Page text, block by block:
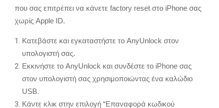
που σας επιτρέπει να κάνετε factory reset στο iPhone σας
χωρίς Apple ID.
Κατεβάστε και εγκαταστήστε το AnyUnlock στον
υπολογιστή σας.
Εκκινήστε το AnyUnlock και συνδέστε το iPhone σας
στον υπολογιστή σας χρησιμοποιώντας ένα καλώδιο
USB.
Κάντε κλικ στην επιλογή “Επαναφορά κωδικού